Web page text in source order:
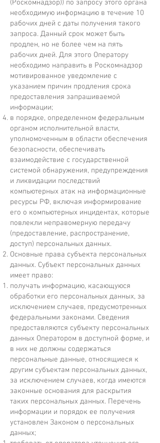
(Роскомнадзор)) по запросу этого органа
необходимую информацию в течение 10
рабочих дней с даты получения такого
запроса. Данный срок может быть
продлен, но не более чем на пять
рабочих дней. Для этого Оператору
необходимо направить в Роскомнадзор
мотивированное уведомление с
указанием причин продления срока
предоставления запрашиваемой
информации;
в порядке, определенном федеральным
органом исполнительной власти,
уполномоченным в области обеспечения
безопасности, обеспечивать
взаимодействие с государственной
системой обнаружения, предупреждения
и ликвидации последствий
компьютерных атак на информационные
ресурсы РФ, включая информирование
его о компьютерных инцидентах, которые
повлекли неправомерную передачу
(предоставление, распространение,
доступ) персональных данных.
Основные права субъекта персональных
данных. Субъект персональных данных
имеет право:
получать информацию, касающуюся
обработки его персональных данных, за
исключением случаев, предусмотренных
федеральными законами. Сведения
предоставляются субъекту персональных
данных Оператором в доступной форме, и
в них не должны содержаться
персональные данные, относящиеся к
другим субъектам персональных данных,
за исключением случаев, когда имеются
законные основания для раскрытия
таких персональных данных. Перечень
информации и порядок ее получения
установлен Законом о персональных
данных;